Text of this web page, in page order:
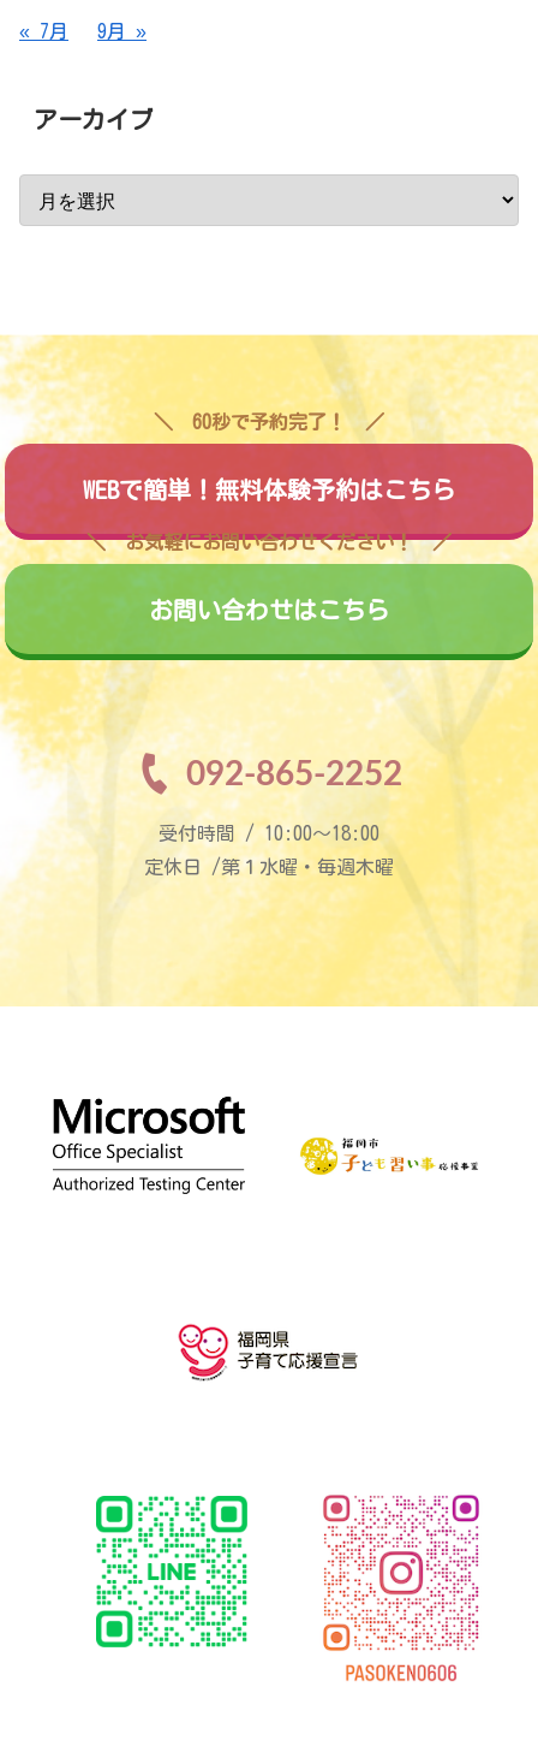
« 7月 9月 »
アーカイブ
60秒で予約完了！
WEBで簡単！無料体験予約はこちら
お気軽にお問い合わせください！
お問い合わせはこちら
092-865-2252
受付時間 / 10:00〜18:00
定休日 /第１水曜・毎週木曜